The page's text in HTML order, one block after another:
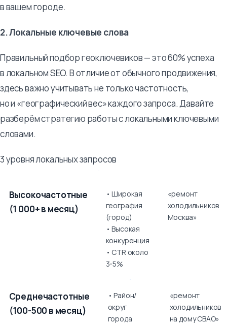
в вашем городе.
2. Локальные ключевые слова
Правильный подбор геоключевиков — это 60% успеха
в локальном SEO. В отличие от обычного продвижения,
здесь важно учитывать не только частотность,
но и «географический вес» каждого запроса. Давайте
разберём стратегию работы с локальными ключевыми
словами.
3 уровня локальных запросов
Уровень Характеристики Пример
Стратегия
Высокочастотные
(1 000+ в месяц)
• Широкая
география
(город)
• Высокая
конкуренция
• CTR около
3-5%
«ремонт
холодильников
Москва»
Среднечастотные
(100-500 в месяц)
• Район/
округ
города
«ремонт
холодильников
на дому СВАО»